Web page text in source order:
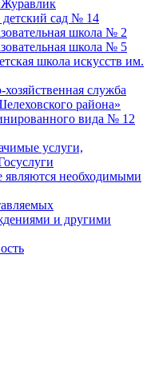
детский сад № 14
школа № 2
школа № 5
школа искусств им.
служба
района»
вида № 12
услуги,
являются необходимыми
и другими